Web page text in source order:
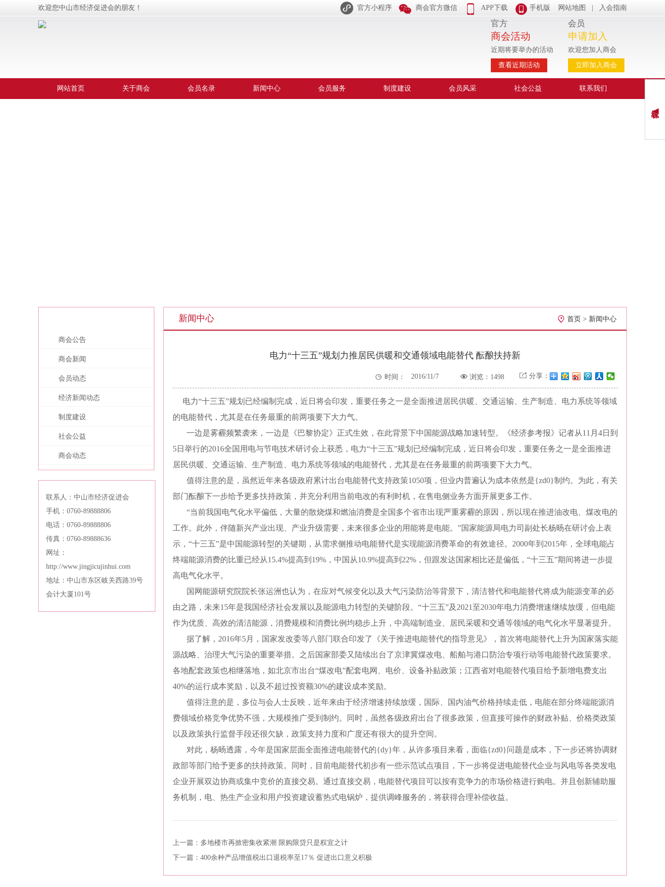
欢迎您中山市经济促进会的朋友！  官方小程序  商会官方微信  APP下载  手机版 网站地图 入会指南
官方
商会活动
近期将要举办的活动
查看近期活动
会员
申请加入
欢迎您加人商会
立即加入商会
网站首页 关于商会 会员名录 新闻中心 会员服务 制度建设 会员风采 社会公益 联系我们
商会公告
商会新闻
会员动态
经济新闻动态
制度建设
社会公益
商会动态
联系人：中山市经济促进会
手机：0760-89888806
电话：0760-89888806
传真：0760-89888636
网址：
http://www.jingjicujinhui.com
地址：中山市东区岐关西路39号
会计大厦101号
新闻中心  首页 > 新闻中心
电力“十三五”规划力推居民供暖和交通领域电能替代 酝酿扶持新
分享：
浏览：1498
 时间：
2016/11/7
0:00:00
电力“十三五”规划已经编制完成，近日将会印发，重要任务之一是全面推进居民供暖、交通运输、生产制造、电力系统等领域
的电能替代，尤其是在任务最重的前两项要下大力气。
一边是雾霾频繁袭来，一边是《巴黎协定》正式生效，在此背景下中国能源战略加速转型。《经济参考报》记者从11月4日到
5日举行的2016全国用电与节电技术研讨会上获悉，电力“十三五”规划已经编制完成，近日将会印发，重要任务之一是全面推进
居民供暖、交通运输、生产制造、电力系统等领域的电能替代，尤其是在任务最重的前两项要下大力气。
值得注意的是，虽然近年来各级政府累计出台电能替代支持政策1050项，但业内普遍认为成本依然是{zd0}制约。为此，有关
部门酝酿下一步给予更多扶持政策，并充分利用当前电改的有利时机，在售电侧业务方面开展更多工作。
“当前我国电气化水平偏低，大量的散烧煤和燃油消费是全国多个省市出现严重雾霾的原因，所以现在推进油改电、煤改电的
工作。此外，伴随新兴产业出现、产业升级需要，未来很多企业的用能将是电能。”国家能源局电力司副处长杨旸在研讨会上表
示，“十三五”是中国能源转型的关键期，从需求侧推动电能替代是实现能源消费革命的有效途径。2000年到2015年，全球电能占
终端能源消费的比重已经从15.4%提高到19%，中国从10.9%提高到22%，但跟发达国家相比还是偏低，“十三五”期间将进一步提
高电气化水平。
国网能源研究院院长张运洲也认为，在应对气候变化以及大气污染防治等背景下，清洁替代和电能替代将成为能源变革的必
由之路，未来15年是我国经济社会发展以及能源电力转型的关键阶段。“十三五”及2021至2030年电力消费增速继续放缓，但电能
作为优质、高效的清洁能源，消费规模和消费比例均稳步上升，中高端制造业、居民采暖和交通等领域的电气化水平显著提升。
据了解，2016年5月，国家发改委等八部门联合印发了《关于推进电能替代的指导意见》，首次将电能替代上升为国家落实能
源战略、治理大气污染的重要举措。之后国家部委又陆续出台了京津冀煤改电、船舶与港口防治专项行动等电能替代政策要求。
各地配套政策也相继落地，如北京市出台“煤改电”配套电网、电价、设备补贴政策；江西省对电能替代项目给予新增电费支出
40%的运行成本奖励，以及不超过投资额30%的建设成本奖励。
值得注意的是，多位与会人士反映，近年来由于经济增速持续放缓，国际、国内油气价格持续走低，电能在部分终端能源消
费领域价格竞争优势不强，大规模推广受到制约。同时，虽然各级政府出台了很多政策，但直接可操作的财政补贴、价格类政策
以及政策执行监督手段还很欠缺，政策支持力度和广度还有很大的提升空间。
对此，杨旸透露，今年是国家层面全面推进电能替代的{dy}年，从许多项目来看，面临{zd0}问题是成本，下一步还将协调财
政部等部门给予更多的扶持政策。同时，目前电能替代初步有一些示范试点项目，下一步将促进电能替代企业与风电等各类发电
企业开展双边协商或集中竞价的直接交易。通过直接交易，电能替代项目可以按有竞争力的市场价格进行购电。并且创新辅助服
务机制，电、热生产企业和用户投资建设蓄热式电锅炉，提供调峰服务的，将获得合理补偿收益。
上一篇： 多地楼市再掀密集收紧潮 限购限贷只是权宜之计
下一篇： 400余种产品增值税出口退税率至17％ 促进出口意义积极
在线客服 ◀